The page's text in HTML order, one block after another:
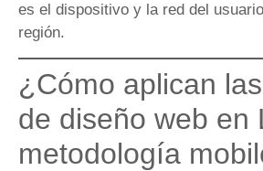
es el dispositivo y la red del
región.
¿Cómo aplican
de diseño web en
metodología